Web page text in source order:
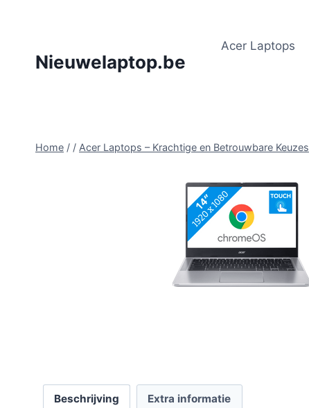
Nieuwelaptop.be
Acer Laptops
Home / / Acer Laptops – Krachtige en Betrouwbare Keuzes
Beschrijving Extra informatie